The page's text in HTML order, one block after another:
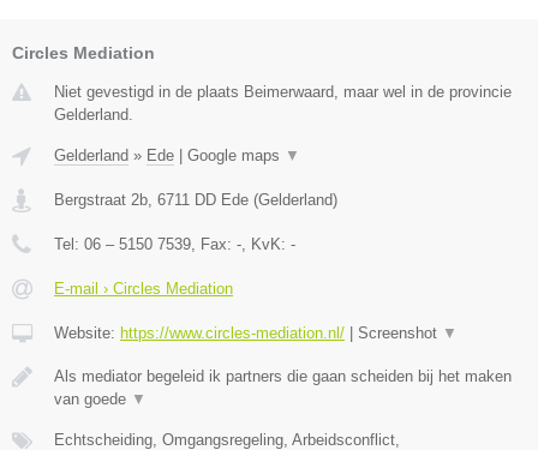
Circles Mediation
Niet gevestigd in de plaats Beimerwaard, maar wel in de provincie
Gelderland.
Gelderland » Ede Google maps ▼
Bergstraat 2b, 6711 DD Ede (Gelderland)
Tel: 06 – 5150 7539, Fax: -, KvK: -
E-mail › Circles Mediation
Website: https://www.circles-mediation.nl/ Screenshot ▼
Als mediator begeleid ik partners die gaan scheiden bij het maken
van goede ▼
Echtscheiding, Omgangsregeling, Arbeidsconflict,